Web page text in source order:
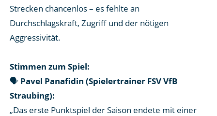
Strecken chancenlos – es fehlte an
Durchschlagskraft, Zugriff und der nötigen
Aggressivität.
Stimmen zum Spiel:
🗣 Pavel Panafidin (Spielertrainer FSV VfB
Straubing):
„Das erste Punktspiel der Saison endete mit einer